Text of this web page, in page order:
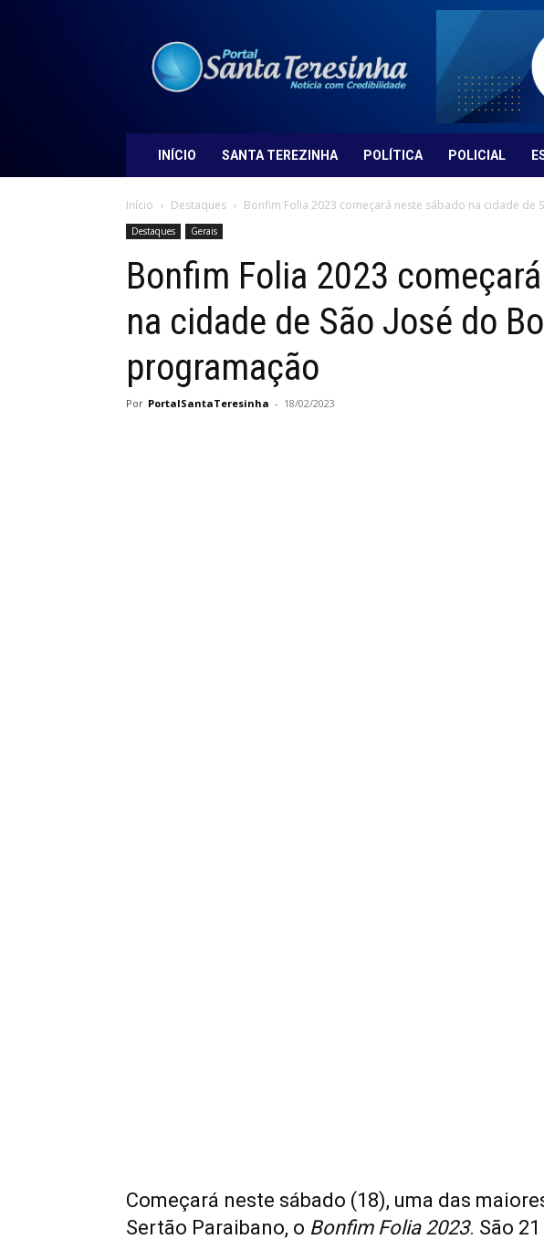
Santa
Teresinha
INÍCIO SANTA TEREZINHA POLÍTICA POLICIAL
Início Destaques Bonfim Folia 2023 começará neste sábado na cidade de
Destaques Gerais
Bonfim Folia 2023
na cidade de São José do
programação
Por PortalSantaTeresinha - 18/02/2023
Começará neste sábado (18), uma das
Sertão Paraibano, o Bonfim Folia 2023. São